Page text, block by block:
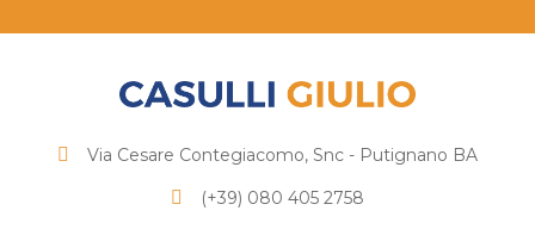
Via Cesare Contegiacomo, Snc - Putignano BA
(+39) 080 405 2758